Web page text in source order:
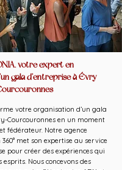
votre expert en
gala d’entreprise à Évry-
votre organisation d’un gala
Courcouronnes en un moment
fédérateur. Notre agence
met son expertise au service
pour créer des expériences qui
Nous concevons des